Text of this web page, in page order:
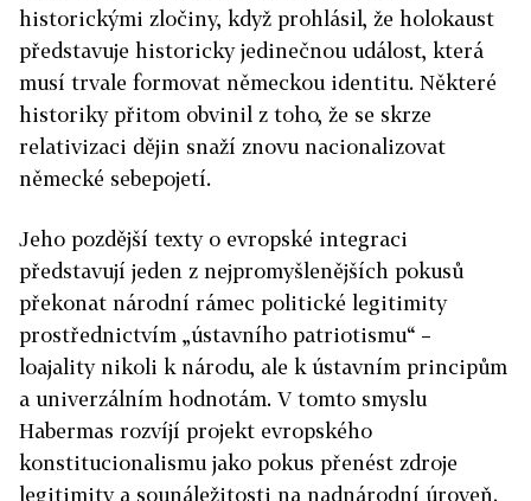
historickými zločiny, když prohlásil, že holokaust
představuje historicky jedinečnou událost, která
musí trvale formovat německou identitu. Některé
historiky přitom obvinil z toho, že se skrze
relativizaci dějin snaží znovu nacionalizovat
německé sebepojetí.
Jeho pozdější texty o evropské integraci
představují jeden z nejpromyšlenějších pokusů
překonat národní rámec politické legitimity
prostřednictvím „ústavního patriotismu“ –
loajality nikoli k národu, ale k ústavním principům
a univerzálním hodnotám. V tomto smyslu
Habermas rozvíjí projekt evropského
konstitucionalismu jako pokus přenést zdroje
legitimity a sounáležitosti na nadnárodní úroveň.